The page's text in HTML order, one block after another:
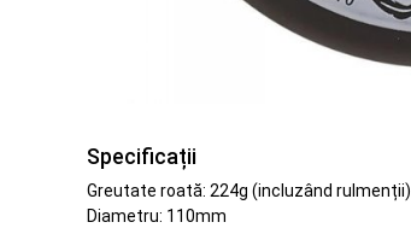
Specificații
Greutate roată: 224g (incluzând rulmenții)
Diametru: 110mm